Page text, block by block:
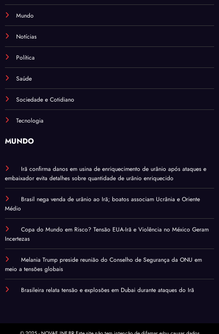
Mundo
Notícias
Política
Saúde
Sociedade e Cotidiano
Tecnologia
MUNDO
Irã confirma danos em usina de enriquecimento de urânio após ataques e
embaixador evita detalhes sobre quantidade de urânio enriquecido
Brasil nega venda de urânio ao Irã; boatos associam Ucrânia e Oriente
Médio
Copa do Mundo em Risco? Tensão EUA-Irã e Violência no México Geram
Incertezas
Melania Trump preside reunião do Conselho de Segurança da ONU em
meio a tensões globais
Brasileira relata tensão e explosões em Dubai durante ataques do Irã